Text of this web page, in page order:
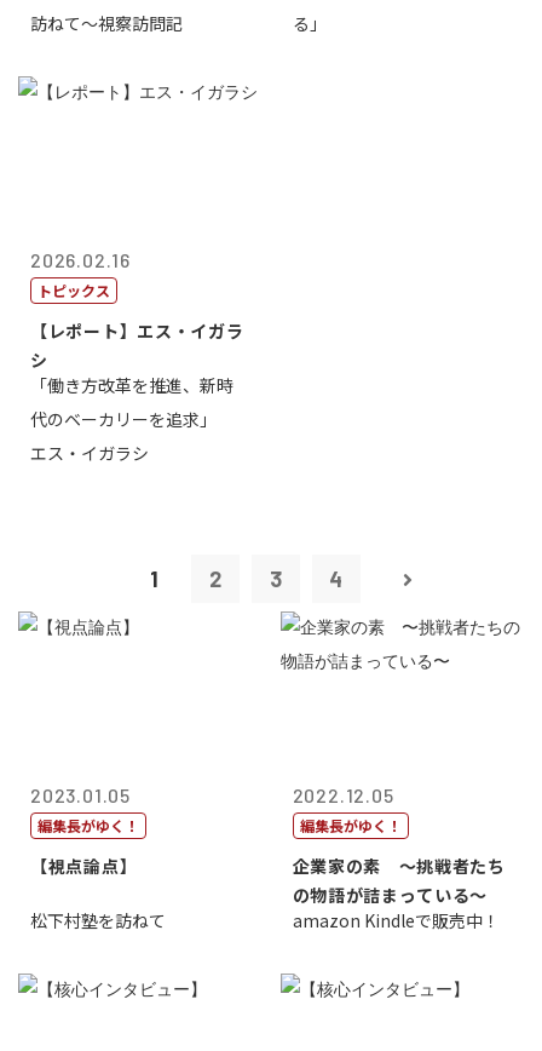
訪ねて～視察訪問記
る」
2026.02.16
トピックス
【レポート】エス・イガラ
シ
「働き方改革を推進、新時
代のベーカリーを追求」
エス・イガラシ
1 2 3 4
2023.01.05
編集長がゆく！
【視点論点】
松下村塾を訪ねて
2022.12.05
編集長がゆく！
企業家の素 〜挑戦者たち
の物語が詰まっている〜
amazon Kindleで販売中！